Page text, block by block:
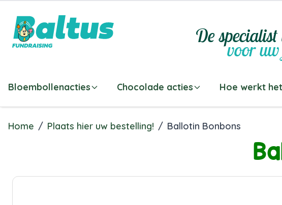
De
voor
Bloembollenacties Chocolade acties Hoe werkt
Home / Plaats hier uw bestelling! / Ballotin Bonbons